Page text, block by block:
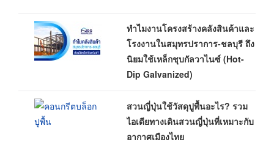
ทำไมงานโครงสร้างคลังสินค้าและ
โรงงานในสมุทรปราการ-ชลบุรี ถึง
นิยมใช้เหล็กชุบกัลวาไนซ์ (Hot-
Dip Galvanized)
สวนญี่ปุ่นใช้วัสดุปูพื้นอะไร? รวม
ไอเดียทางเดินสวนญี่ปุ่นที่เหมาะกับ
อากาศเมืองไทย